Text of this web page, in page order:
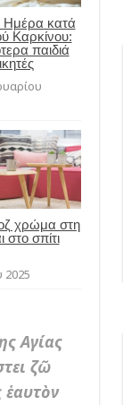
Ημέρα κατά
Καρκίνου:
παιδιά
χρώμα στη
σπίτι
2025
Αγίας
ζῶ